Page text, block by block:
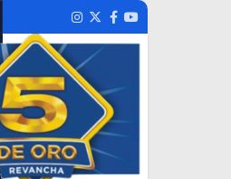
Instagram
TwitterFacebook
Youtube